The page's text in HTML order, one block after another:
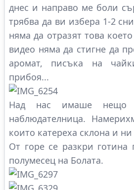
днес и направо ме боли
трябва да ви избера 1-2
няма да отразят това
видео няма да стигне да
аромат, писъка на
прибоя...
Над нас имаше нещо
наблюдателница.
които катереха склона и
От горе се разкри готина
полумесец на Болата.